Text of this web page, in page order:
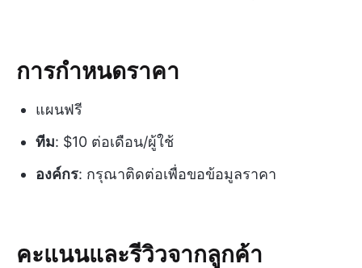
การกำหนดราคา
แผนฟรี
ทีม: $10 ต่อเดือน/ผู้ใช้
องค์กร: กรุณาติดต่อเพื่อขอข้อมูลราคา
คะแนนและรีวิวจากลูกค้า